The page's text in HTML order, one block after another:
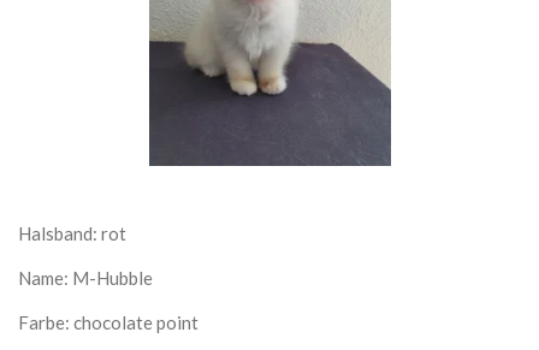
Halsband: rot
Name: M-Hubble
Farbe: chocolate point